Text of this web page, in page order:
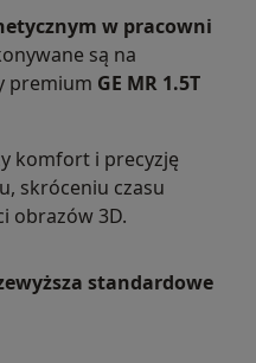
w pracowni
są na
premium GE MR 1.5T
komfort i precyzję
skróceniu czasu
obrazów 3D.
standardowe